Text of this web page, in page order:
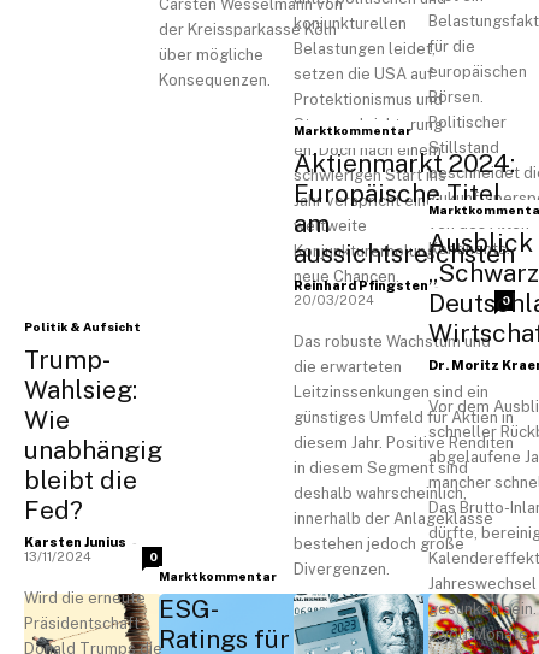
Carsten Wesselmann von
der Kreissparkasse Köln
über mögliche
Konsequenzen.
konjunkturellen
Belastungen leidet,
setzen die USA auf
Protektionismus und
Steuererleichterung
en. Doch nach einem
schwierigen Start ins
Jahr verspricht eine
weltweite
Konjunkturerholung
neue Chancen.
für die
europäischen
Börsen.
Politischer
Stillstand
beschneidet
Kontinents.
Politik & Aufsicht
Trump-
Wahlsieg:
Wie
unabhängig
bleibt die
Fed?
Karsten Junius -
13/11/2024 0
Wird die erneute
Präsidentschaft
Donald Trumps die
Marktkommentar
ESG-
Ratings für
Marktkommentar
Aktienmarkt 2024:
Europäische Titel
am
aussichtsreichsten
Reinhard Pfingsten -
20/03/2024 0
Das robuste Wachstum und
die erwarteten
Leitzinssenkungen sind ein
günstiges Umfeld für Aktien in
diesem Jahr. Positive Renditen
in diesem Segment sind
deshalb wahrscheinlich,
innerhalb der Anlageklasse
bestehen jedoch große
Divergenzen.
Ausblick
Dr. Moritz
Vor dem
schneller
abgelaufene
mancher
Das Brutto-
dürfte,
gesunken
zwölf Monate